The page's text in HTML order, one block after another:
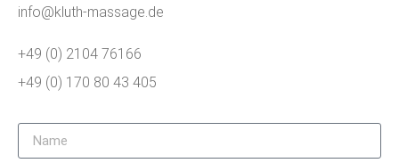
info@kluth-massage.de
+49 (0) 2104 76166
+49 (0) 170 80 43 405